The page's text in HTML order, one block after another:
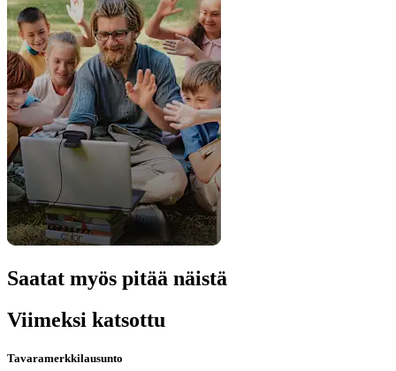
Saatat myös pitää näistä
Viimeksi katsottu
Tavaramerkkilausunto